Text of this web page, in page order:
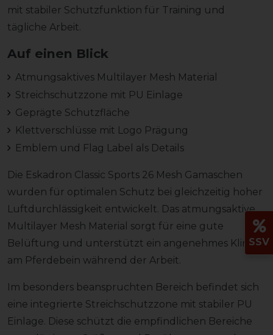
mit stabiler Schutzfunktion für Training und
tägliche Arbeit.
Auf einen Blick
Atmungsaktives Multilayer Mesh Material
Streichschutzzone mit PU Einlage
Geprägte Schutzfläche
Klettverschlüsse mit Logo Prägung
Emblem und Flag Label als Details
Die Eskadron Classic Sports 26 Mesh Gamaschen
wurden für optimalen Schutz bei gleichzeitig hoher
Luftdurchlässigkeit entwickelt. Das atmungsaktive
Multilayer Mesh Material sorgt für eine gute
Belüftung und unterstützt ein angenehmes Klima
am Pferdebein während der Arbeit.
Im besonders beanspruchten Bereich befindet sich
eine integrierte Streichschutzzone mit stabiler PU
Einlage. Diese schützt die empfindlichen Bereiche
SSV